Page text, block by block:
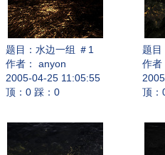
题目： 水边一组 ＃1
作者： anyon
2005-04-25 11:05:55
顶：0 踩：0
题目
作者
顶：